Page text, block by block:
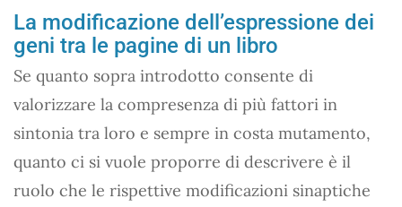
La modificazione dell’espressione dei
geni tra le pagine di un libro
Se quanto sopra introdotto consente di
valorizzare la compresenza di più fattori in
sintonia tra loro e sempre in costa mutamento,
quanto ci si vuole proporre di descrivere è il
ruolo che le rispettive modificazioni sinaptiche